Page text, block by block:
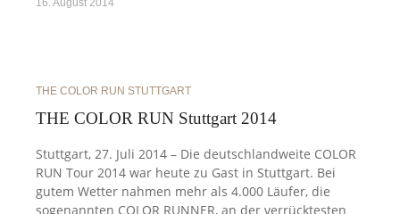
THE COLOR RUN STUTTGART
THE COLOR RUN Stuttgart 2014
Stuttgart, 27. Juli 2014 – Die deutschlandweite COLOR
RUN Tour 2014 war heute zu Gast in Stuttgart. Bei
gutem Wetter nahmen mehr als 4.000 Läufer, die
sogenannten COLOR RUNNER, an der verrücktesten